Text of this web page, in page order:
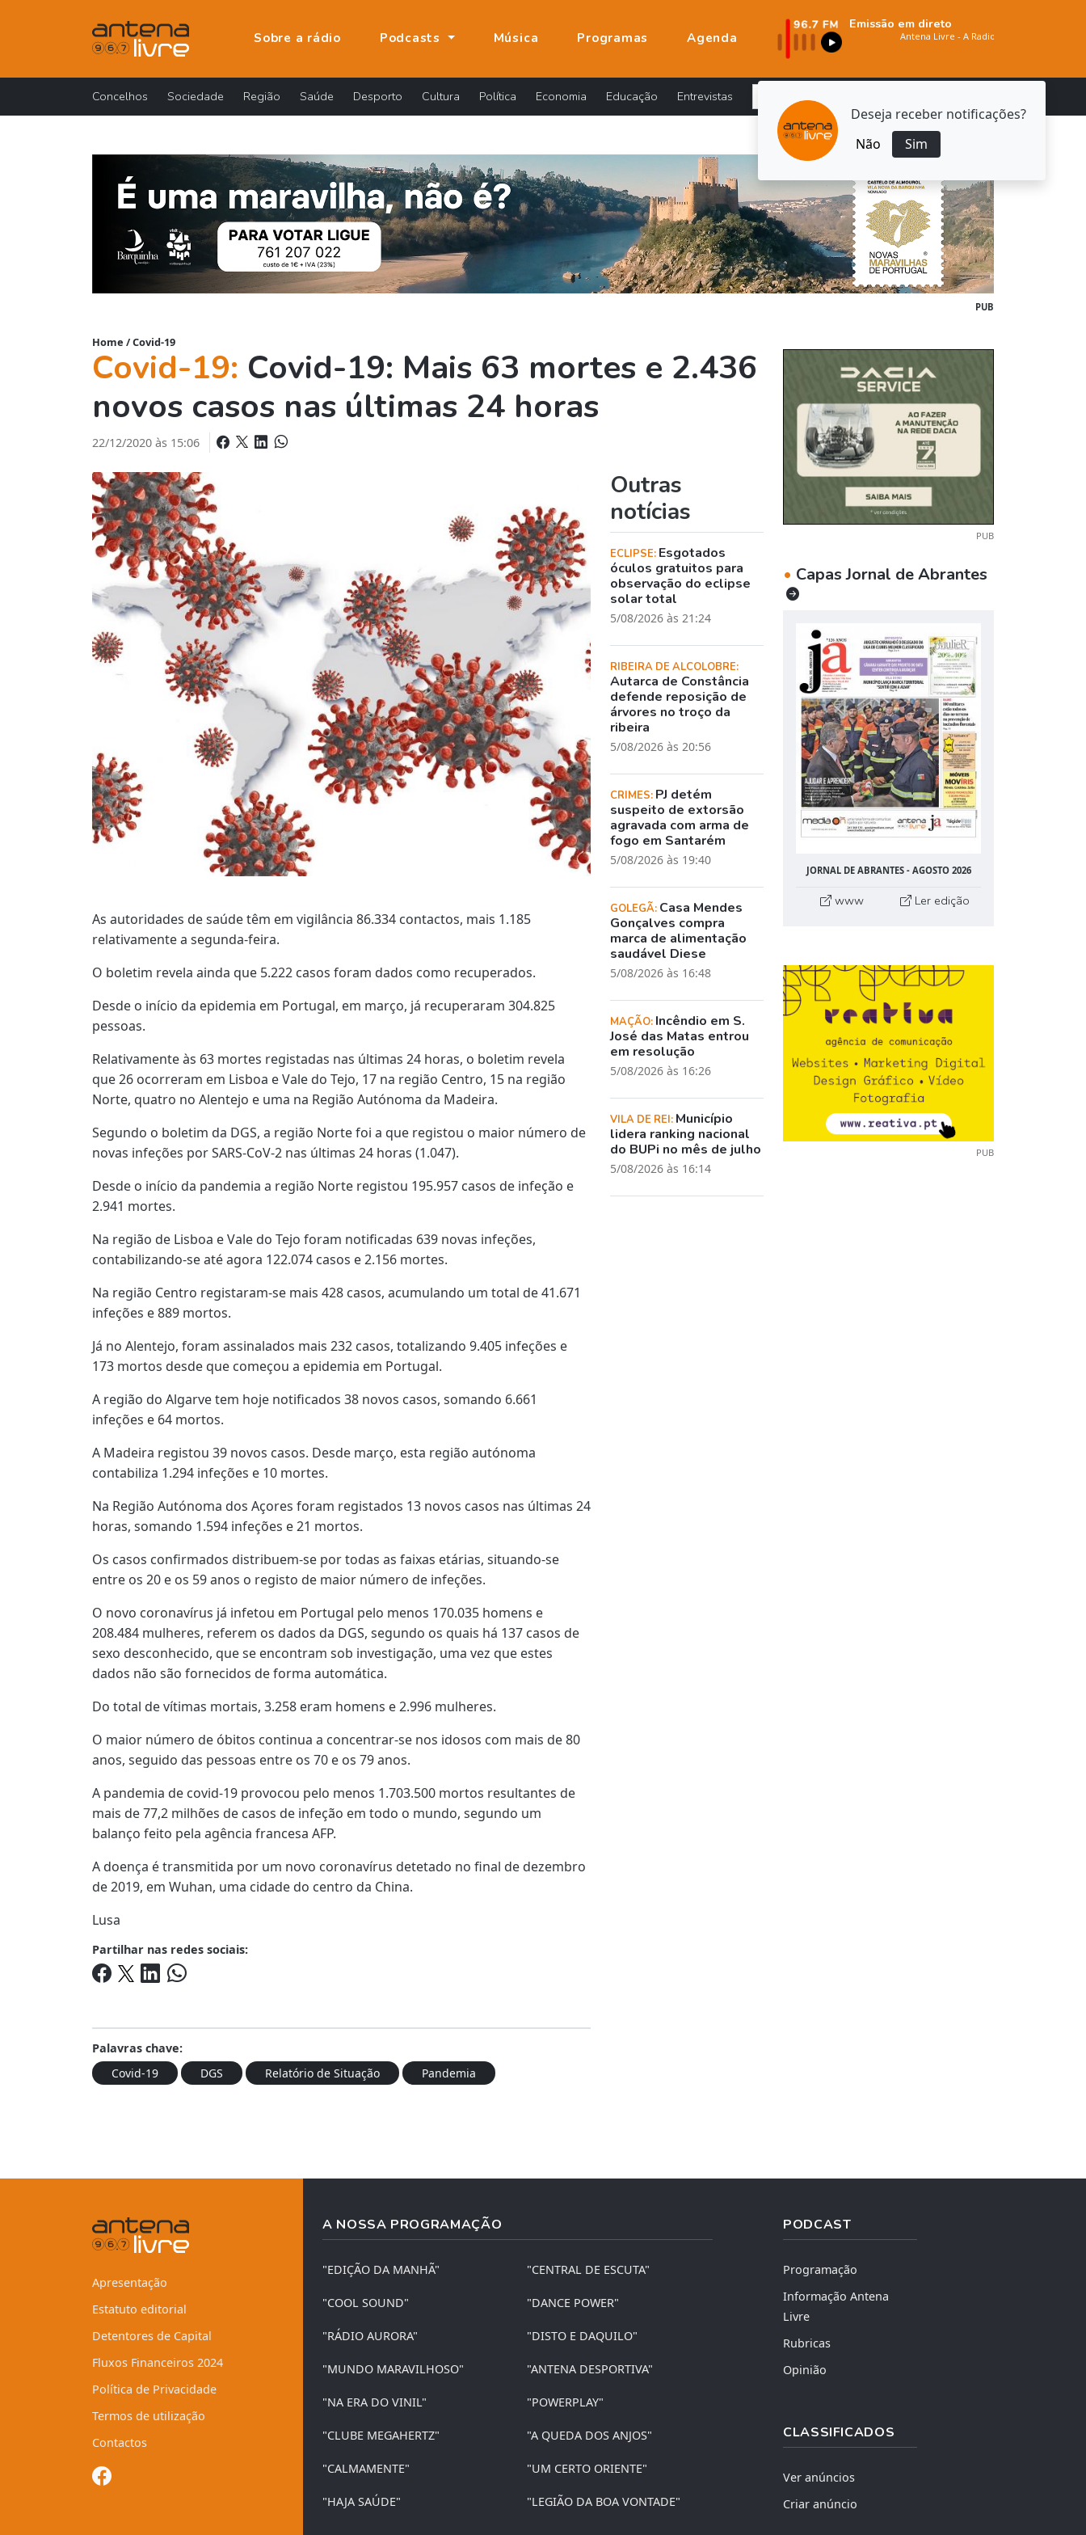
Deseja receber notificações?
Não
Sim
Sobre a rádio Podcasts Música Programas Agenda
Emissão em direto
Concelhos Sociedade Região Saúde Desporto Cultura Política Economia Educação Entrevistas
PUB
Home /Covid-19
Covid-19: Covid-19: Mais 63 mortes e 2.436
novos casos nas últimas 24 horas
22/12/2020 às 15:06
As autoridades de saúde têm em vigilância 86.334 contactos, mais 1.185
relativamente a segunda-feira.
O boletim revela ainda que 5.222 casos foram dados como recuperados.
Desde o início da epidemia em Portugal, em março, já recuperaram 304.825
pessoas.
Relativamente às 63 mortes registadas nas últimas 24 horas, o boletim revela
que 26 ocorreram em Lisboa e Vale do Tejo, 17 na região Centro, 15 na região
Norte, quatro no Alentejo e uma na Região Autónoma da Madeira.
Segundo o boletim da DGS, a região Norte foi a que registou o maior número de
novas infeções por SARS-CoV-2 nas últimas 24 horas (1.047).
Desde o início da pandemia a região Norte registou 195.957 casos de infeção e
2.941 mortes.
Na região de Lisboa e Vale do Tejo foram notificadas 639 novas infeções,
contabilizando-se até agora 122.074 casos e 2.156 mortes.
Na região Centro registaram-se mais 428 casos, acumulando um total de 41.671
infeções e 889 mortos.
Já no Alentejo, foram assinalados mais 232 casos, totalizando 9.405 infeções e
173 mortos desde que começou a epidemia em Portugal.
A região do Algarve tem hoje notificados 38 novos casos, somando 6.661
infeções e 64 mortos.
A Madeira registou 39 novos casos. Desde março, esta região autónoma
contabiliza 1.294 infeções e 10 mortes.
Na Região Autónoma dos Açores foram registados 13 novos casos nas últimas 24
horas, somando 1.594 infeções e 21 mortos.
Os casos confirmados distribuem-se por todas as faixas etárias, situando-se
entre os 20 e os 59 anos o registo de maior número de infeções.
O novo coronavírus já infetou em Portugal pelo menos 170.035 homens e
208.484 mulheres, referem os dados da DGS, segundo os quais há 137 casos de
sexo desconhecido, que se encontram sob investigação, uma vez que estes
dados não são fornecidos de forma automática.
Do total de vítimas mortais, 3.258 eram homens e 2.996 mulheres.
O maior número de óbitos continua a concentrar-se nos idosos com mais de 80
anos, seguido das pessoas entre os 70 e os 79 anos.
A pandemia de covid-19 provocou pelo menos 1.703.500 mortos resultantes de
mais de 77,2 milhões de casos de infeção em todo o mundo, segundo um
balanço feito pela agência francesa AFP.
A doença é transmitida por um novo coronavírus detetado no final de dezembro
de 2019, em Wuhan, uma cidade do centro da China.
Lusa
Partilhar nas redes sociais:
Palavras chave:
Covid-19
DGS Relatório de Situação Pandemia
Outras
notícias
ECLIPSE: Esgotados
óculos gratuitos para
observação do eclipse
solar total
5/08/2026 às 21:24
RIBEIRA DE ALCOLOBRE:
Autarca de Constância
defende reposição de
árvores no troço da
ribeira
5/08/2026 às 20:56
CRIMES: PJ detém
suspeito de extorsão
agravada com arma de
fogo em Santarém
5/08/2026 às 19:40
GOLEGÃ: Casa Mendes
Gonçalves compra
marca de alimentação
saudável Diese
5/08/2026 às 16:48
MAÇÃO: Incêndio em S.
José das Matas entrou
em resolução
5/08/2026 às 16:26
VILA DE REI: Município
lidera ranking nacional
do BUPi no mês de julho
5/08/2026 às 16:14
PUB
• Capas Jornal de Abrantes
JORNAL DE ABRANTES - AGOSTO 2026
www Ler edição
PUB
Apresentação
Estatuto editorial
Detentores de Capital
Fluxos Financeiros 2024
Política de Privacidade
Termos de utilização
Contactos
A NOSSA PROGRAMAÇÃO
"EDIÇÃO DA MANHÃ" "CENTRAL DE ESCUTA"
"COOL SOUND" "DANCE POWER"
"RÁDIO AURORA" "DISTO E DAQUILO"
"MUNDO MARAVILHOSO" "ANTENA DESPORTIVA"
"NA ERA DO VINIL" "POWERPLAY"
"CLUBE MEGAHERTZ" "A QUEDA DOS ANJOS"
"CALMAMENTE" "UM CERTO ORIENTE"
"HAJA SAÚDE" "LEGIÃO DA BOA VONTADE"
PODCAST
Programação
Informação Antena
Livre
Rubricas
Opinião
CLASSIFICADOS
Ver anúncios
Criar anúncio